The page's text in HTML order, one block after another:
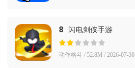
8 闪电剑侠手游
动作格斗 / 52.8M / 2026-07-30